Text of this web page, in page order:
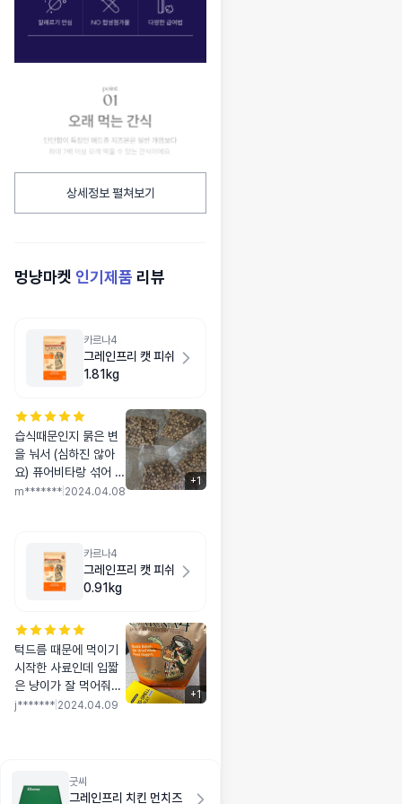
상세정보 펼쳐보기
멍냥마켓 인기제품 리뷰
카르나4
그레인프리 캣 피쉬
1.81kg
습식때문인지 묽은 변
을 눠서 (심하진 않아
요) 퓨어비타랑 섞어 먹
이는데 변상태도 좋고
m******* 2024.04.08
+1
카르나4
그레인프리 캣 피쉬
0.91kg
턱드름 때문에 먹이기
시작한 사료인데 입짧
은 냥이가 잘 먹어줘서
꾸준히 주문 하게 되는
더 좋아하는 것 같아요
ㅋㅋ
j******* 2024.04.09
+1
굿씨
그레인프리 치킨 먼치즈